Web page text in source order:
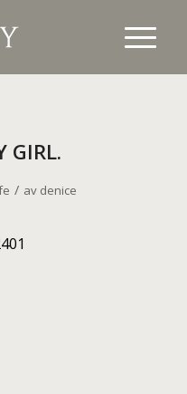
GIRL.
/ av denice